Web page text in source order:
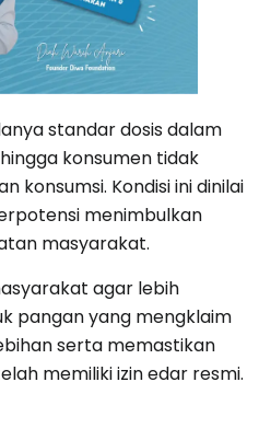
standar dosis dalam
konsumen tidak
konsumsi. Kondisi ini dinilai
menimbulkan
masyarakat.
agar lebih
pangan yang mengklaim
serta memastikan
memiliki izin edar resmi.